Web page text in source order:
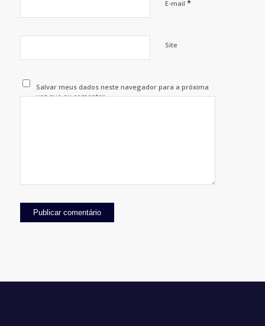
E-mail *
Site
Salvar meus dados neste navegador para a próxima
vez que eu comentar.